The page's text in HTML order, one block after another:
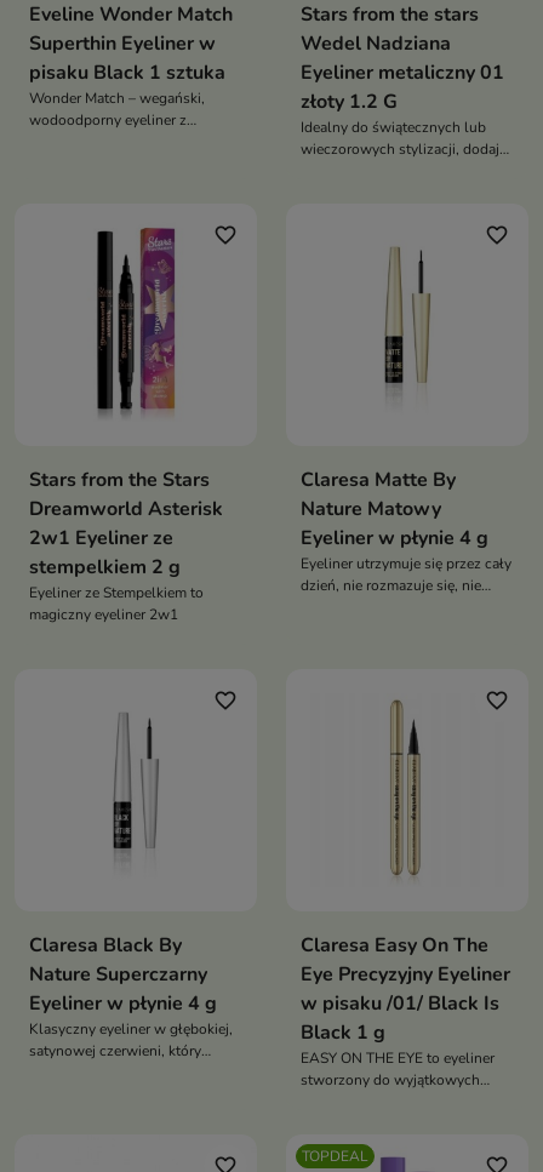
Eveline Wonder Match
Superthin Eyeliner w
pisaku Black 1 sztuka
Wonder Match – wegański,
wodoodporny eyeliner z
Stars from the stars
Wedel Nadziana
Eyeliner metaliczny 01
złoty 1.2 G
Idealny do świątecznych lub
wieczorowych stylizacji, dodaje
favorite_border
Stars from the Stars
Dreamworld Asterisk
2w1 Eyeliner ze
stempelkiem 2 g
Eyeliner ze Stempelkiem to
magiczny eyeliner 2w1
favorite_border
Claresa Matte By
Nature Matowy
Eyeliner w płynie 4 g
Eyeliner utrzymuje się przez cały
dzień, nie rozmazuje się, nie
favorite_border
Claresa Black By
Nature Superczarny
Eyeliner w płynie 4 g
Klasyczny eyeliner w głębokiej,
satynowej czerwieni, który
favorite_border
Claresa Easy On The
Eye Precyzyjny Eyeliner
w pisaku /01/ Black Is
Black 1 g
EASY ON THE EYE to eyeliner
stworzony do wyjątkowych
favorite_border TOPDEAL favorite_border